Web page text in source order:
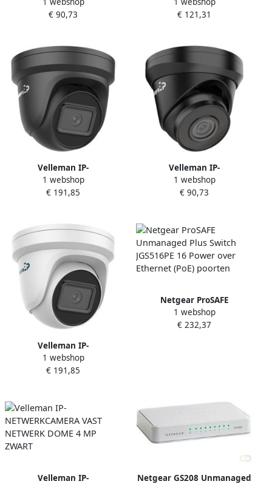
NETWERK DOME 2 MP WIT
€ 90,73
NETWERK DOME 4 MP WIT
€ 121,31
Velleman IP-
NETWERKCAMERA VAST
NETWERK DOME 4 MP
1 webshop
€ 191,85
Velleman IP-
NETWERKCAMERA VAST
NETWERK DOME 2 MP
1 webshop
€ 90,73
Velleman IP-
NETWERKCAMERA VAST
NETWERK DOME 4 MP WIT
1 webshop
€ 191,85
Netgear ProSAFE
Unmanaged Plus Switch
JGS516PE 16 Power over
1 webshop
€ 232,37
Velleman IP-
Netgear GS208 Unmanaged